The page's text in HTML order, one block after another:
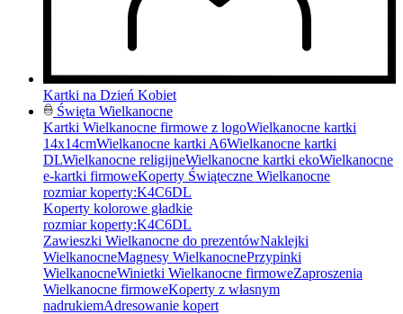
Kartki na Dzień Kobiet
Święta Wielkanocne
Kartki Wielkanocne firmowe z logoWielkanocne kartki
14x14cmWielkanocne kartki A6Wielkanocne kartki
DLWielkanocne religijneWielkanocne kartki ekoWielkanocne
e-kartki firmoweKoperty Świąteczne Wielkanocne
rozmiar koperty:K4C6DL
Koperty kolorowe gładkie
rozmiar koperty:K4C6DL
Zawieszki Wielkanocne do prezentówNaklejki
WielkanocneMagnesy WielkanocnePrzypinki
WielkanocneWinietki Wielkanocne firmoweZaproszenia
Wielkanocne firmoweKoperty z własnym
nadrukiemAdresowanie kopert